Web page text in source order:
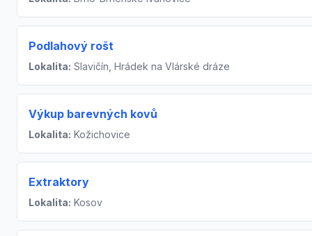
Podlahový rošt
Lokalita: Slavičín, Hrádek na Vlárské dráze
Výkup barevných kovů
Lokalita: Kožichovice
Extraktory
Lokalita: Kosov